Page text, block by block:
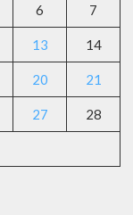
6 7
13 14
20 21
27 28